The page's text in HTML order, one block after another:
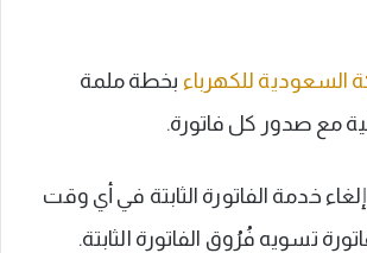
السعودية للكهرباء بخطة ملمة
مع صدور كل فاتورة.
خدمة الفاتورة الثابتة في أي وقت
تسويه فُرُوق الفاتورة الثابتة.